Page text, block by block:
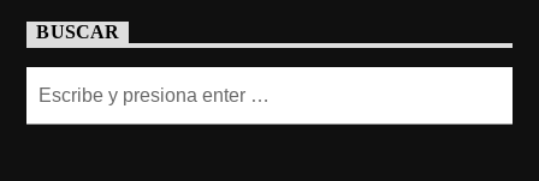
BUSCAR